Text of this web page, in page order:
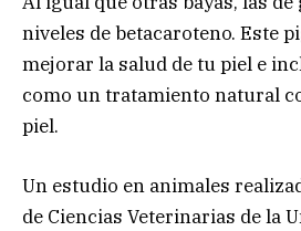
niveles de betacaroteno. Este
mejorar la salud de tu piel e
como un tratamiento natural
piel.
Un estudio en animales
de Ciencias Veterinarias de la